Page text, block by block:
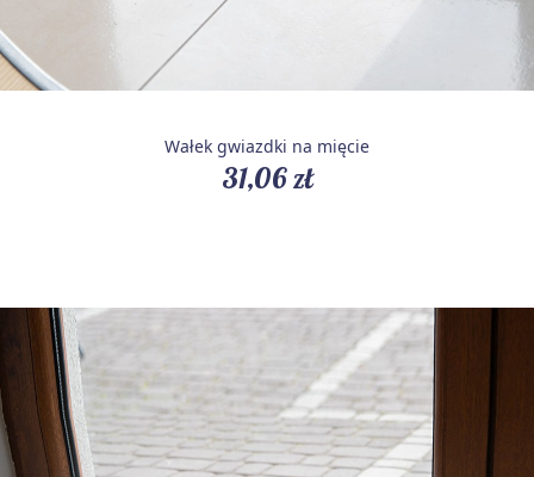
Wałek gwiazdki na mięcie
31,06 zł